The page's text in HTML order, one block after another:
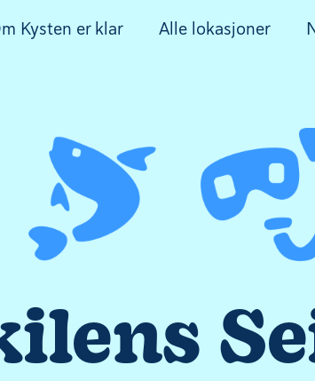
Kysten er klar Alle lokasjoner